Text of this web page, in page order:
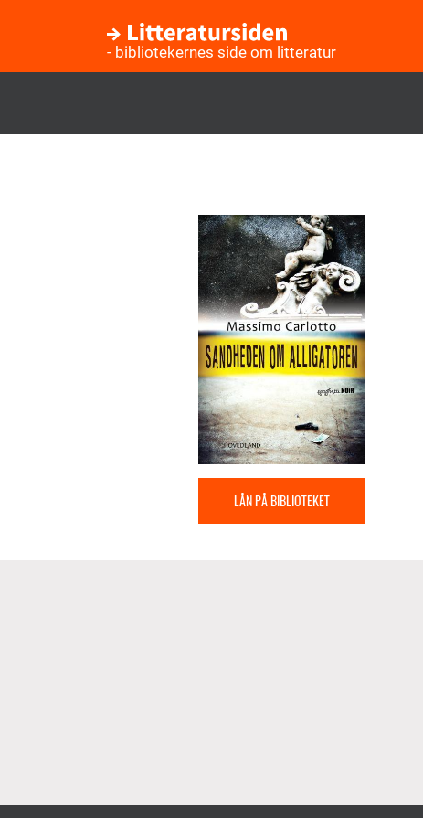
- bibliotekernes side om litteratur
LÅN PÅ BIBLIOTEKET